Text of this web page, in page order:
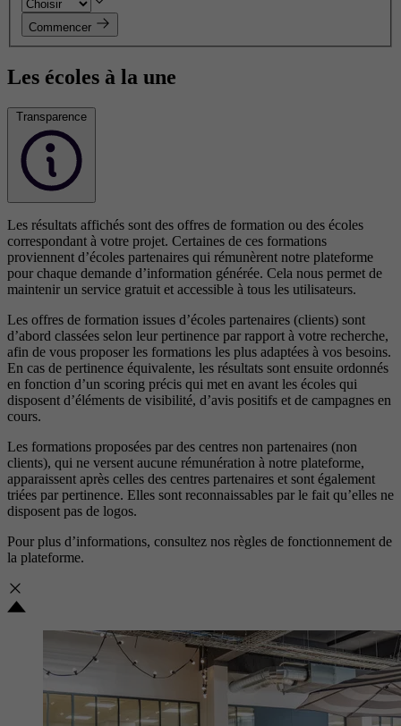
Commencer
Les écoles à la une
Transparence
Les résultats affichés sont des offres de formation ou des écoles
correspondant à votre projet. Certaines de ces formations
proviennent d’écoles partenaires qui rémunèrent notre plateforme
pour chaque demande d’information générée. Cela nous permet de
maintenir un service gratuit et accessible à tous les utilisateurs.
Les offres de formation issues d’écoles partenaires (clients) sont
d’abord classées selon leur pertinence par rapport à votre recherche,
afin de vous proposer les formations les plus adaptées à vos besoins.
En cas de pertinence équivalente, les résultats sont ensuite ordonnés
en fonction d’un scoring précis qui met en avant les écoles qui
disposent d’éléments de visibilité, d’avis positifs et de campagnes en
cours.
Les formations proposées par des centres non partenaires (non
clients), qui ne versent aucune rémunération à notre plateforme,
apparaissent après celles des centres partenaires et sont également
triées par pertinence. Elles sont reconnaissables par le fait qu’elles ne
disposent pas de logos.
Pour plus d’informations, consultez nos règles de fonctionnement de
la plateforme.